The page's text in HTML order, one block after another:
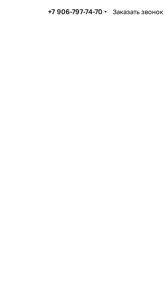
+7 906-797-74-70 Заказать звонок